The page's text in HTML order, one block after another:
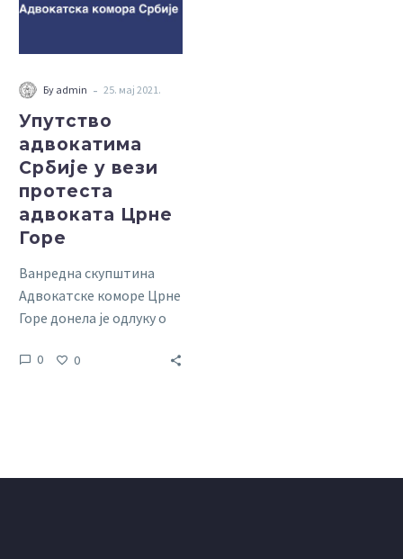
протеста
Црне
Бy admin - 25. мај 2021.
Упутство
адвокатима
Србије у вези
протеста
адвоката Црне
Горе
Ванредна скупштина
Адвокатске коморе Црне
Горе донела је одлуку о
пружања правне помоћи
Србије донео је одлуку о
0 0